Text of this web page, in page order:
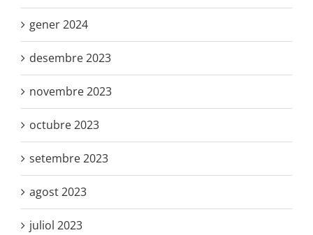
gener 2024
desembre 2023
novembre 2023
octubre 2023
setembre 2023
agost 2023
juliol 2023